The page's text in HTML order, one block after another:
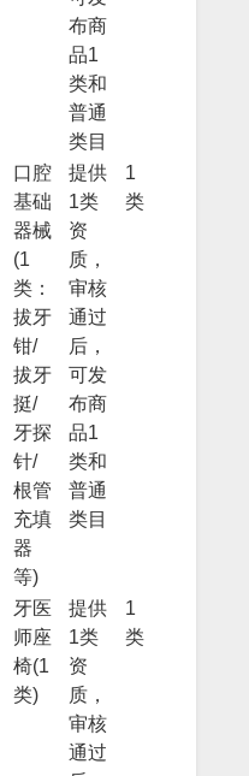
布商
品1
类和
普通
类目
口腔
基础
器械
(1
类：
拔牙
钳/
拔牙
挺/
牙探
针/
根管
充填
器
等)
提供
1类
资
质，
审核
通过
后，
可发
布商
品1
类和
普通
类目
1
类
牙医
师座
椅(1
类)
提供
1类
资
质，
审核
通过
1
类